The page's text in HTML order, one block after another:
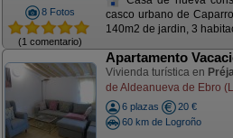
8 Fotos
(1 comentario)
casco urbano de
140m2 de jardin, 3
Apartamento
Vivienda turística en
de Aldeanueva de Ebro
6 plazas
20 €
60 km de Logroño